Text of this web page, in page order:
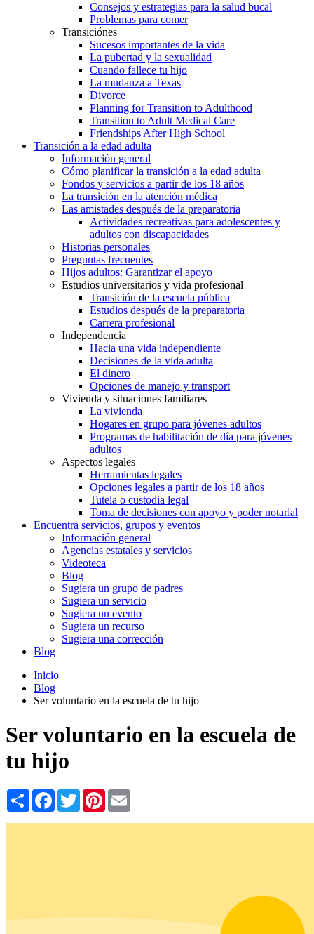
Consejos y estrategias para la salud bucal
Problemas para comer
Transiciónes
Sucesos importantes de la vida
La pubertad y la sexualidad
Cuando fallece tu hijo
La mudanza a Texas
Divorce
Planning for Transition to Adulthood
Transition to Adult Medical Care
Friendships After High School
Transición a la edad adulta
Información general
Cómo planificar la transición a la edad adulta
Fondos y servicios a partir de los 18 años
La transición en la atención médica
Las amistades después de la preparatoria
Actividades recreativas para adolescentes y
adultos con discapacidades
Historias personales
Preguntas frecuentes
Hijos adultos: Garantizar el apoyo
Estudios universitarios y vida profesional
Transición de la escuela pública
Estudios después de la preparatoria
Carrera profesional
Independencia
Hacia una vida independiente
Decisiones de la vida adulta
El dinero
Opciones de manejo y transport
Vivienda y situaciones familiares
La vivienda
Hogares en grupo para jóvenes adultos
Programas de habilitación de día para jóvenes
adultos
Aspectos legales
Herramientas legales
Opciones legales a partir de los 18 años
Tutela o custodia legal
Toma de decisiones con apoyo y poder notarial
Encuentra servicios, grupos y eventos
Información general
Agencias estatales y servicios
Videoteca
Blog
Sugiera un grupo de padres
Sugiera un servicio
Sugiera un evento
Sugiera un recurso
Sugiera una corrección
Blog
Inicio
Blog
Ser voluntario en la escuela de tu hijo
Ser voluntario en la escuela de
tu hijo
Share Facebook
TwitterPinterest